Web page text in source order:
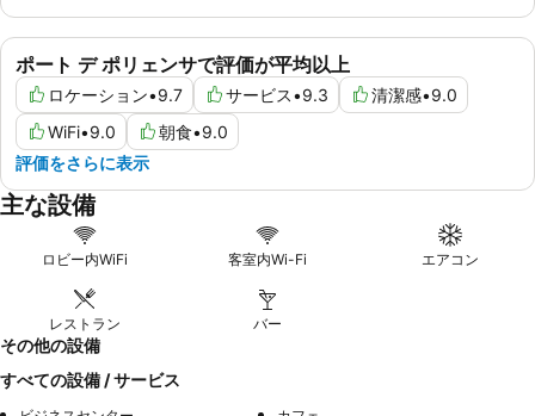
ポート デ ポリェンサで評価が平均以上
ロケーション•9.7 サービス•9.3 清潔感•9.0
WiFi•9.0 朝食•9.0
評価をさらに表示
主な設備
ロビー内WiFi 客室内Wi-Fi エアコン
レストラン バー
その他の設備
すべての設備 / サービス